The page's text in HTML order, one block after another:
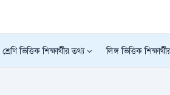
শ্রেণি ভিত্তিক শিক্ষার্থীর তথ্য লিঙ্গ ভিত্তিক